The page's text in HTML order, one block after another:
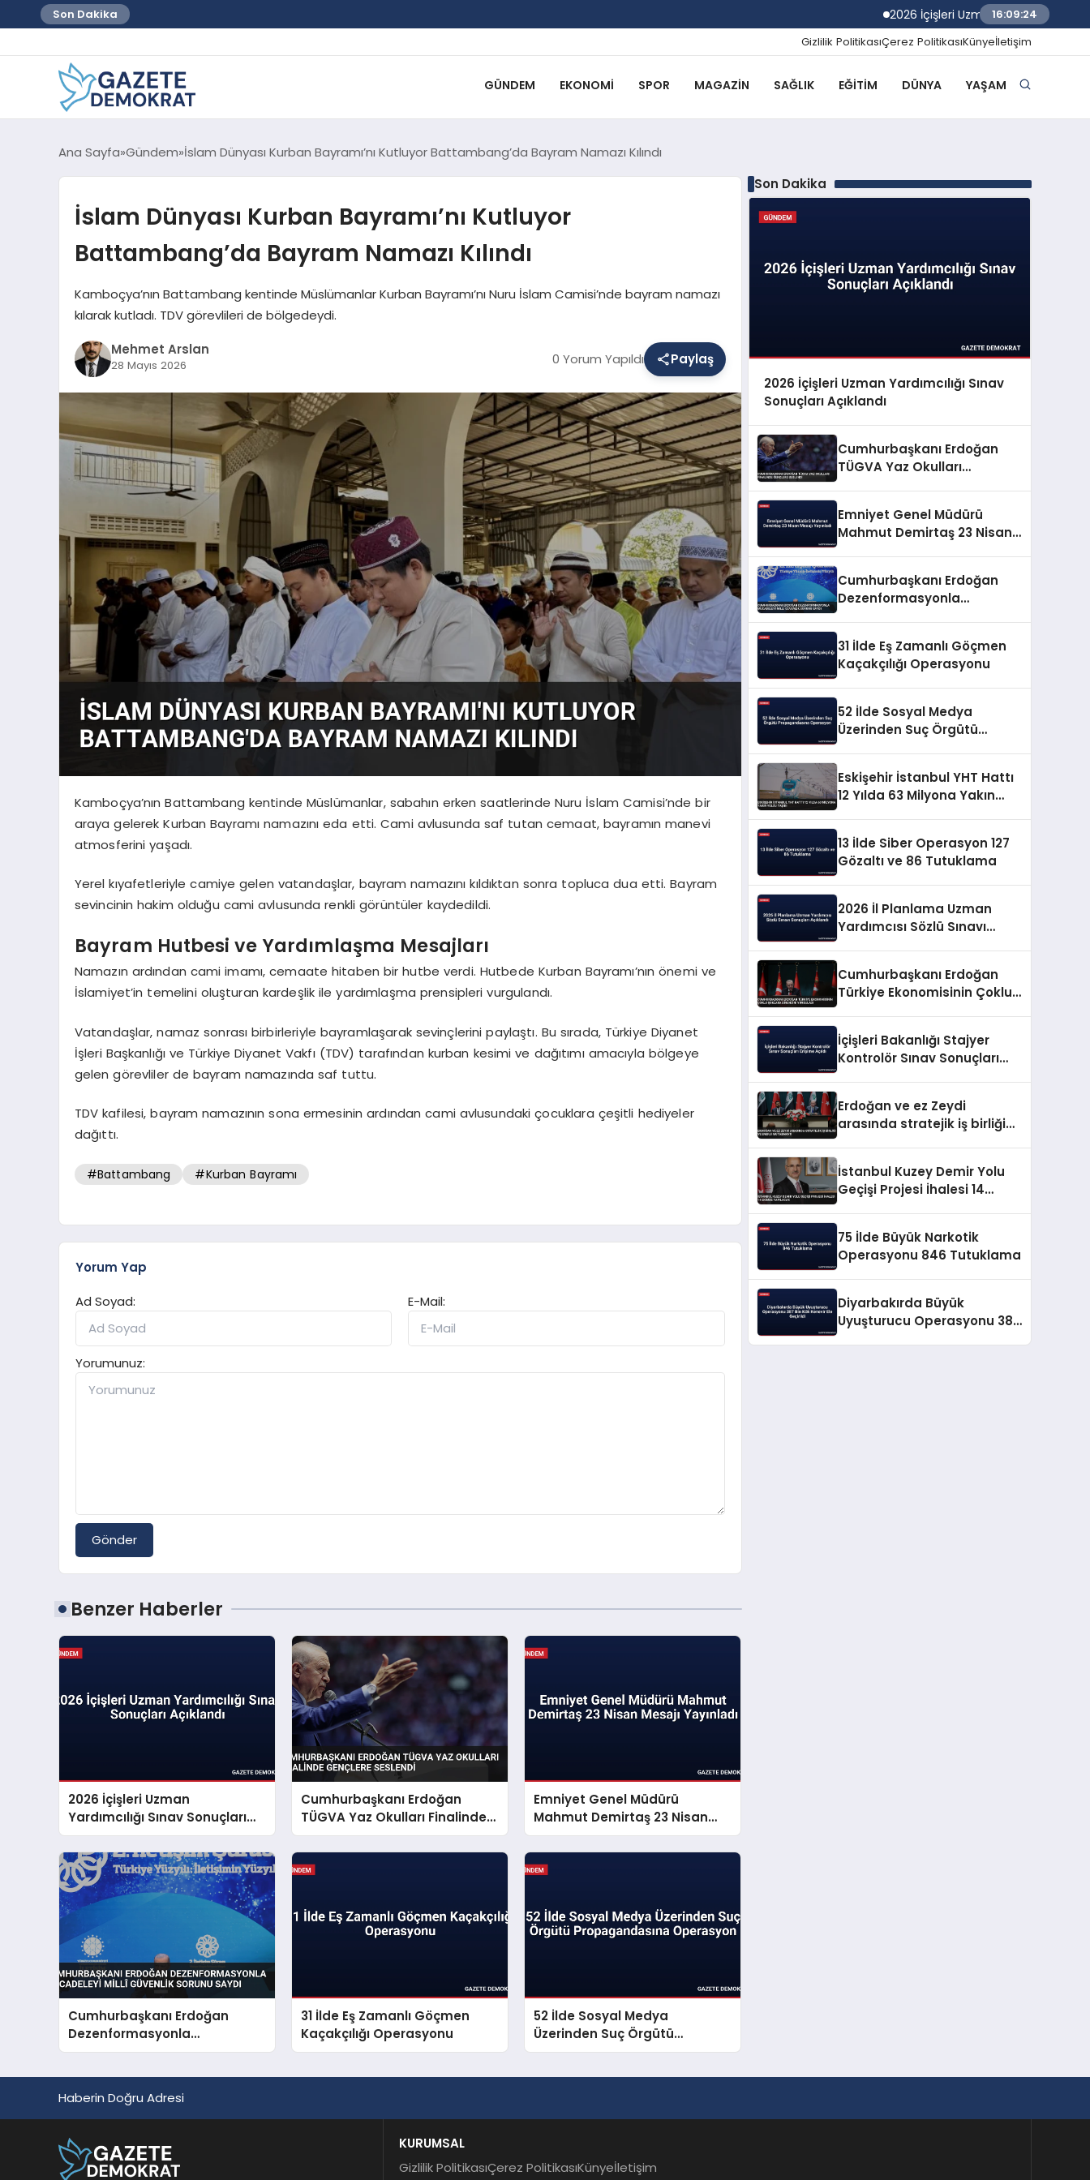
Son Dakika 2026 İçişleri Uzman Yardımcılığı Sınav
16:09:25
Gizlilik PolitikasıÇerez PolitikasıKünyeİletişim
GÜNDEM EKONOMI SPOR MAGAZIN SAĞLIK EĞITIM DÜNYA YAŞAM
Ana Sayfa Gündem İslam Dünyası Kurban Bayramı’nı Kutluyor Battambang’da Bayram Namazı Kılındı
İslam Dünyası Kurban Bayramı’nı Kutluyor
Battambang’da Bayram Namazı Kılındı
Kamboçya’nın Battambang kentinde Müslümanlar Kurban Bayramı’nı Nuru İslam Camisi’nde bayram namazı
kılarak kutladı. TDV görevlileri de bölgedeydi.
Mehmet Arslan
28 Mayıs 2026 0 Yorum Yapıldı Paylaş
Kamboçya’nın Battambang kentinde Müslümanlar, sabahın erken saatlerinde Nuru İslam Camisi’nde bir
araya gelerek Kurban Bayramı namazını eda etti. Cami avlusunda saf tutan cemaat, bayramın manevi
atmosferini yaşadı.
Yerel kıyafetleriyle camiye gelen vatandaşlar, bayram namazını kıldıktan sonra topluca dua etti. Bayram
sevincinin hakim olduğu cami avlusunda renkli görüntüler kaydedildi.
Bayram Hutbesi ve Yardımlaşma Mesajları
Namazın ardından cami imamı, cemaate hitaben bir hutbe verdi. Hutbede Kurban Bayramı’nın önemi ve
İslamiyet’in temelini oluşturan kardeşlik ile yardımlaşma prensipleri vurgulandı.
Vatandaşlar, namaz sonrası birbirleriyle bayramlaşarak sevinçlerini paylaştı. Bu sırada, Türkiye Diyanet
İşleri Başkanlığı ve Türkiye Diyanet Vakfı (TDV) tarafından kurban kesimi ve dağıtımı amacıyla bölgeye
gelen görevliler de bayram namazında saf tuttu.
TDV kafilesi, bayram namazının sona ermesinin ardından cami avlusundaki çocuklara çeşitli hediyeler
dağıttı.
#Battambang #Kurban Bayramı
Yorum Yap
Ad Soyad:
E-Mail:
Yorumunuz:
Gönder
Benzer Haberler
2026 İçişleri Uzman
Yardımcılığı Sınav Sonuçları
Açıklandı
Cumhurbaşkanı Erdoğan
TÜGVA Yaz Okulları Finalinde
Gençlere Seslendi
Emniyet Genel Müdürü
Mahmut Demirtaş 23 Nisan
Mesajı Yayınladı
Cumhurbaşkanı Erdoğan
Dezenformasyonla
Mücadeleyi Millî Güvenlik
31 İlde Eş Zamanlı Göçmen
Kaçakçılığı Operasyonu
52 İlde Sosyal Medya
Üzerinden Suç Örgütü
Propagandasına Operasyon
Son Dakika
2026 İçişleri Uzman Yardımcılığı Sınav
Sonuçları Açıklandı
Cumhurbaşkanı Erdoğan
TÜGVA Yaz Okulları
Emniyet Genel Müdürü
Mahmut Demirtaş 23 Nisan
Cumhurbaşkanı Erdoğan
Dezenformasyonla
31 İlde Eş Zamanlı Göçmen
Kaçakçılığı Operasyonu
52 İlde Sosyal Medya
Üzerinden Suç Örgütü
Eskişehir İstanbul YHT Hattı
12 Yılda 63 Milyona Yakın
13 İlde Siber Operasyon 127
Gözaltı ve 86 Tutuklama
2026 İl Planlama Uzman
Yardımcısı Sözlü Sınavı
Cumhurbaşkanı Erdoğan
Türkiye Ekonomisinin Çoklu
İçişleri Bakanlığı Stajyer
Kontrolör Sınav Sonuçları
Erdoğan ve ez Zeydi
arasında stratejik iş birliği
İstanbul Kuzey Demir Yolu
Geçişi Projesi İhalesi 14
75 İlde Büyük Narkotik
Operasyonu 846 Tutuklama
Diyarbakırda Büyük
Uyuşturucu Operasyonu 387
Haberin Doğru Adresi
KURUMSAL
Gizlilik PolitikasıÇerez PolitikasıKünyeİletişim